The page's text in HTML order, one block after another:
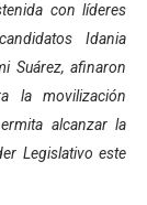
al curso de
en
El Vigía con
con líderes
Idania
Suárez, afinaron
la movilización
alcanzar la
Legislativo este